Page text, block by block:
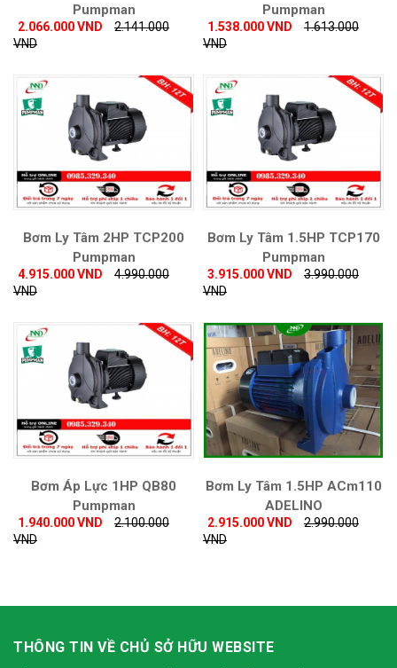
Pumpman
2.066.000 VND
2.141.000
VND
Pumpman
1.538.000 VND
1.613.000
VND
Bơm Ly Tâm 2HP TCP200
Pumpman
4.915.000 VND
4.990.000
VND
Bơm Ly Tâm 1.5HP TCP170
Pumpman
3.915.000 VND
3.990.000
VND
Bơm Áp Lực 1HP QB80
Pumpman
1.940.000 VND
2.100.000
VND
Bơm Ly Tâm 1.5HP ACm110
ADELINO
2.915.000 VND
2.990.000
VND
THÔNG TIN VỀ CHỦ SỞ HỮU WEBSITE